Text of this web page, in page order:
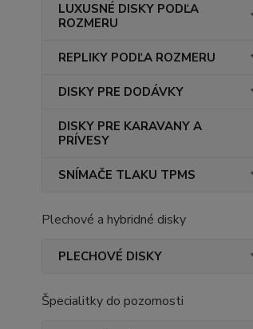
LUXUSNÉ DISKY PODĽA
ROZMERU
REPLIKY PODĽA ROZMERU
DISKY PRE DODÁVKY
DISKY PRE KARAVANY A
PRÍVESY
SNÍMAČE TLAKU TPMS
Plechové a hybridné disky
PLECHOVÉ DISKY
Špecialitky do pozornosti